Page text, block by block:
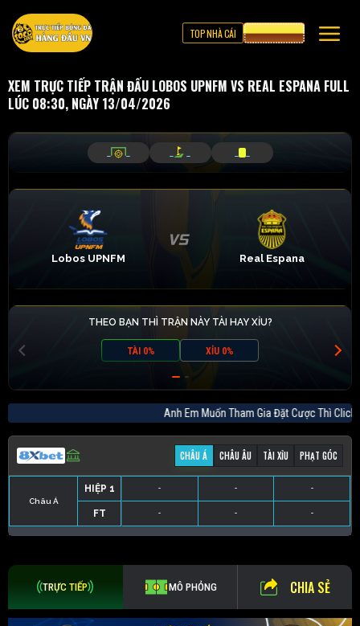
TOP NHÀ CÁI CƯỢC 8XBET
XEM TRỰC TIẾP TRẬN ĐẤU LOBOS UPNFM VS REAL ESPANA FULL
LÚC 08:30, NGÀY 13/04/2026
_ _
Lobos UPNFM Real Espana
THEO BẠN THÌ TRẬN NÀY TÀI HAY XỈU?
TÀI 0% XỈU 0%
Anh Em Muốn Tham Gia Đặt Cược
CHÂU Á CHÂU ÂU TÀI XỈU PHẠT GÓC
Châu Á
HIỆP 1
FT
- - -
- - -
FT - - -
TRỰC TIẾP MÔ PHỎNG CHIA SẺ